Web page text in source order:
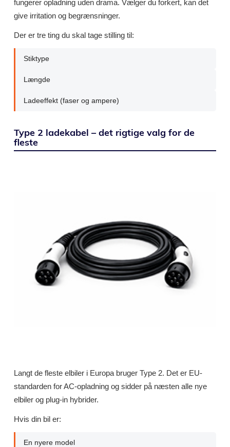
fungerer opladning uden drama. Vælger du forkert, kan det
give irritation og begrænsninger.
Der er tre ting du skal tage stilling til:
Stiktype
Længde
Ladeeffekt (faser og ampere)
Type 2 ladekabel – det rigtige valg for de
fleste
Langt de fleste elbiler i Europa bruger Type 2. Det er EU-
standarden for AC-opladning og sidder på næsten alle nye
elbiler og plug-in hybrider.
Hvis din bil er:
En nyere model